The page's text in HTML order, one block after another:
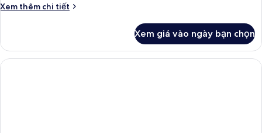
Xem thêm chi tiết
Chi
Phòng
Xem giá vào ngày bạn chọn